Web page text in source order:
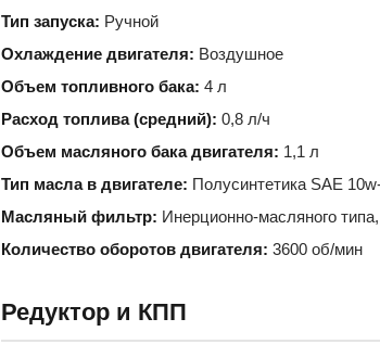
Тип запуска: Ручной
Охлаждение двигателя: Воздушное
Объем топливного бака: 4 л
Расход топлива (средний): 0,8 л/ч
Объем масляного бака двигателя: 1,1 л
Тип масла в двигателе: Полусинтетика SAE
Масляный фильтр: Инерционно-масляного
Количество оборотов двигателя: 3600 об/мин
Редуктор и КПП